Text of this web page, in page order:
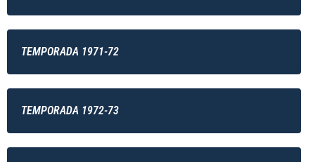
TEMPORADA 1971-72
TEMPORADA 1972-73